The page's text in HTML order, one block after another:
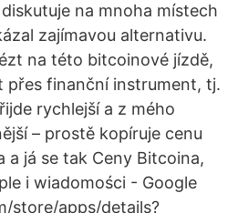
na mnoha místech
zajímavou alternativu.
na této bitcoinové jízdě,
přes finanční instrument, tj.
rychlejší a z mého
– prostě kopíruje cenu
a já se tak Ceny Bitcoina,
i wiadomości - Google
store/apps/details?